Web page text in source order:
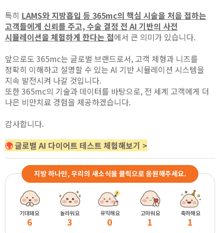
특히 LAMS와 지방흡입 등 365mc의 핵심 시술을 처음 접하는
고객들에게 신뢰를 주고,수술 결정 전 AI 기반의 사전
시뮬레이션을 체험하게 한다는 점에서 큰 의미가 있습니다.
앞으로도 365mc는 글로벌 브랜드로서, 고객 체형과 니즈를
정확히 이해하고 설명할 수 있는 AI 기반 시뮬레이션 시스템을
지속 발전시켜 나갈 것입니다.
또한 365mc의 기술과 데이터를 바탕으로, 전 세계 고객에게 더
나은 비만치료 경험을 제공하겠습니다.
감사합니다.
🌍글로벌 AI 다이어트 테스트 체험해보기 >
지방 하나만, 우리의 새소식을 클릭으로 응원해주세요.
기대돼요
6
놀라워요
3
유익해요
0
고마워요
1
축하해요
1